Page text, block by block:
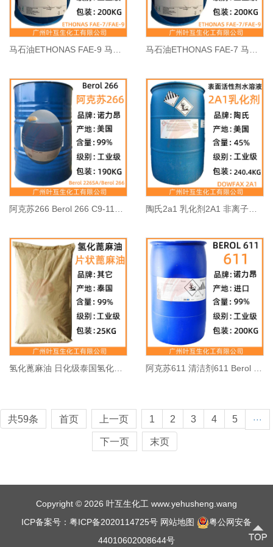
共59条 首页 上一页 1 2 3 4 5 ···
下一页 末页
Copyright © 2026 叶互生化工 www.yehusheng.wang
ICP备案号：粤ICP备2020114725号 网站地图
粤公网安备
44010602008644号